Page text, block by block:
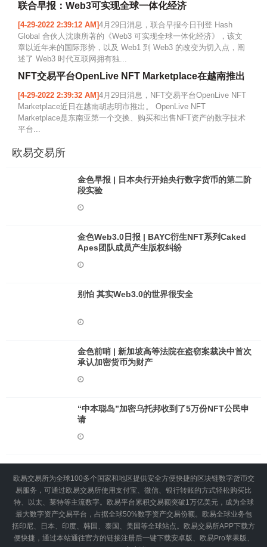
联合早报：Web3可实现全球一体化经济
[4-29-2022 2:39:12 AM]4月29日消息，联合早报今日刊登 Hash
Global 合伙人沈康所著的《Web3 可实现全球一体化经济》，该文
章以近年来的国际形势，以及 Web1 到 Web3 的改变为切入点，阐
述了 Web3 时代互联网拥有独...
NFT交易平台OpenLive NFT Marketplace在越南推出
[4-29-2022 2:39:32 AM]4月29日消息，NFT交易平台OpenLive NFT
Marketplace近日在越南胡志明市推出。 OpenLive NFT
Marketplace是东南亚第一个交换、购买和出售NFT资产的数字技术
平台...
欧易交易所
金色早报 | 日本央行开始央行数字货币的第二阶
段实验
金色Web3.0日报 | BAYC衍生NFT系列Caked
Apes团队成员产生版权纠纷
别怕 其实Web3.0的世界很安全
金色前哨 | 新加坡高等法院在盗窃案裁决中首次
承认加密货币为财产
“中本聪岛”加密乌托邦收到了5万份NFT公民申
请
欧易交易所为全球100多个国家和地区提供安全方便快捷的区块链数字货币交
易服务，可通过欧易交易所使用支付宝、微信、银行转账的方式轻松购买比
特、以太、莱特等主流数字。欧易平台累积交易额突破1万亿美元，成为全球
最大数字资产交易平台，占据全球50%数字资产交易份额。欧易全球业务包
括印尼、日本、印度、韩国、泰国、美国等全球站点。欧易交易所APP下载方
便快捷，通过本站通往官方的链接注册后一键下载安卓版、欧易Pro苹果版、